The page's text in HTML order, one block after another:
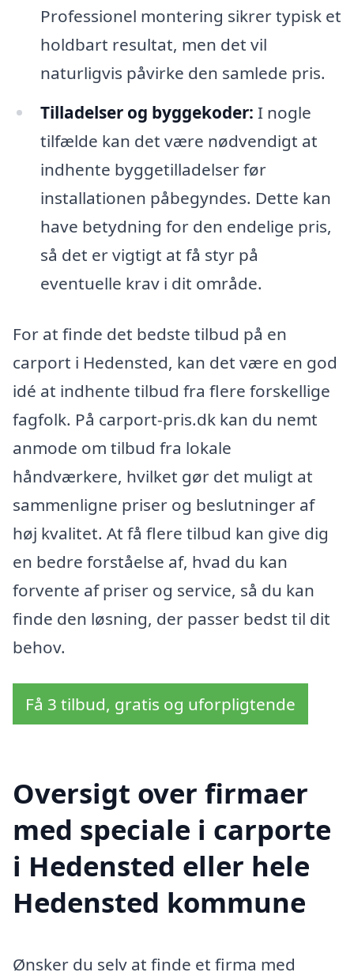
Professionel montering sikrer typisk et
holdbart resultat, men det vil
naturligvis påvirke den samlede pris.
Tilladelser og byggekoder: I nogle
tilfælde kan det være nødvendigt at
indhente byggetilladelser før
installationen påbegyndes. Dette kan
have betydning for den endelige pris,
så det er vigtigt at få styr på
eventuelle krav i dit område.
For at finde det bedste tilbud på en
carport i Hedensted, kan det være en god
idé at indhente tilbud fra flere forskellige
fagfolk. På carport-pris.dk kan du nemt
anmode om tilbud fra lokale
håndværkere, hvilket gør det muligt at
sammenligne priser og beslutninger af
høj kvalitet. At få flere tilbud kan give dig
en bedre forståelse af, hvad du kan
forvente af priser og service, så du kan
finde den løsning, der passer bedst til dit
behov.
Få 3 tilbud, gratis og uforpligtende
Oversigt over firmaer
med speciale i carporte
i Hedensted eller hele
Hedensted kommune
Ønsker du selv at finde et firma med